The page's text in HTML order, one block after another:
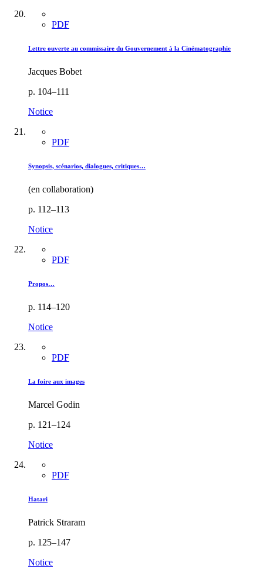
PDF
Lettre ouverte au commissaire du Gouvernement à la Cinématographie
Jacques Bobet
p. 104–111
Notice
PDF
Synopsis, scénarios, dialogues, critiques…
(en collaboration)
p. 112–113
Notice
PDF
Propos…
p. 114–120
Notice
PDF
La foire aux images
Marcel Godin
p. 121–124
Notice
PDF
Hatari
Patrick Straram
p. 125–147
Notice